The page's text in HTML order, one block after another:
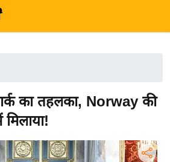
का तहलका, Norway की
मिलाया!